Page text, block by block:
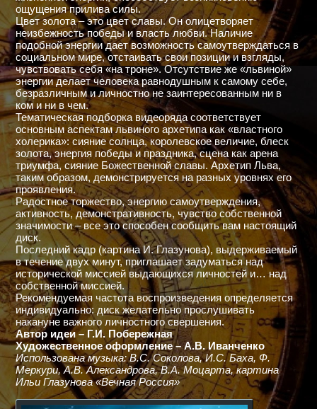
ощущения прилива силы.
Цвет золота – это цвет славы. Он олицетворяет
неизбежность победы и власть любви. Наличие
подобной энергии дает возможность самоутверждаться в
социальном мире, отстаивать свои позиции и взгляды,
чувствовать себя «на троне». Отсутствие же «львиной»
энергии делает человека равнодушным к самому себе,
безразличным и личностно не заинтересованным ни в
ком и ни в чем.
Тематическая подборка видеоряда соответствует
основным аспектам львиного архетипа как «властного
холерика»: сияние солнца, королевское величие, блеск
золота, энергия победы и праздника, сцена как арена
триумфа, сияние Божественной славы. Архетип Льва,
таким образом, демонстрируется на разных уровнях его
проявления.
Радостное торжество, энергию самоутверждения,
активность, демонстративность, чувство собственной
значимости – все это способен сообщить вам настоящий
диск.
Последний кадр (картина И. Глазунова), выдерживаемый
в течение двух минут, приглашает задуматься над
исторической миссией выдающихся личностей и… над
собственной миссией.
Рекомендуемая частота воспроизведения определяется
индивидуально: диск желательно прослушивать
накануне важного личностного свершения.
Автор идеи – Г.И. Побережная
Художественное оформление – А.В. Иванченко
Использована музыка: В.С. Соколова, И.С. Баха, Ф.
Меркури, А.В. Александрова, В.А. Моцарта, картина
Ильи Глазунова «Вечная Россия»